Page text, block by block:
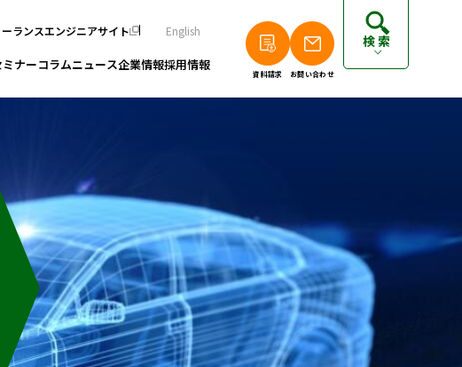
ランスエンジニアサイト English
ミナーコラムニュース企業情報採用情報
資料請求 お問い合わせ
検索
フリーランスエンジニアの方はこちら